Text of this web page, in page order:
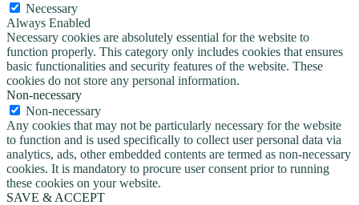
Necessary
Always Enabled
Necessary cookies are absolutely essential for the website to
function properly. This category only includes cookies that ensures
basic functionalities and security features of the website. These
cookies do not store any personal information.
Non-necessary
Non-necessary
Any cookies that may not be particularly necessary for the website
to function and is used specifically to collect user personal data via
analytics, ads, other embedded contents are termed as non-necessary
cookies. It is mandatory to procure user consent prior to running
these cookies on your website.
SAVE & ACCEPT